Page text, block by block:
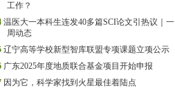
工作？
温医大一本科生连发40多篇SCI论文引热议｜一
周动态
辽宁高等学校新型智库联盟专项课题立项公示
广东2025年度地质联合基金项目开始申报
因为它，科学家找到火星最佳着陆点